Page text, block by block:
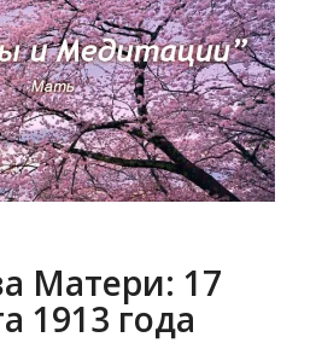
Матери: 17
1913 года